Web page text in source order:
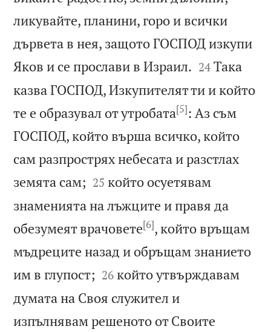
ликувайте, планини, горо и всички
дървета в нея, защото ГОСПОД изкупи
Яков и се прослави в Израил. 

24 Така
казва ГОСПОД, Изкупителят ти и който
те е образувал от утробата[5]: Аз съм
ГОСПОД, който върша всичко, който
сам разпрострях небесата и разстлах
земята сам; 

25 който осуетявам
знаменията на лъжците и правя да
обезумеят врачовете[6], който връщам
мъдреците назад и обръщам знанието
им в глупост; 

26 който утвърждавам
думата на Своя служител и
изпълнявам решеното от Своите